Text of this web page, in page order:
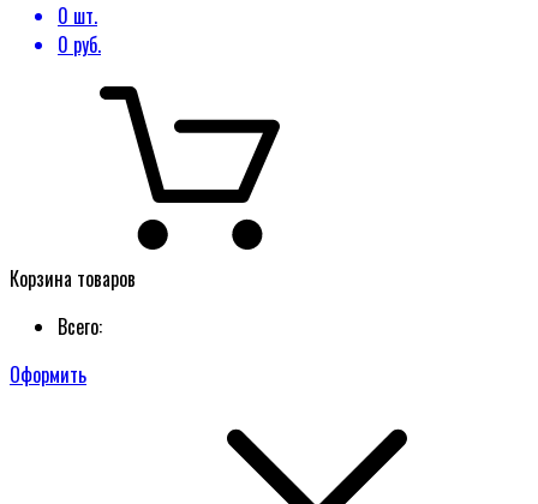
0 шт.
0 руб.
Корзина товаров
Всего:
Оформить